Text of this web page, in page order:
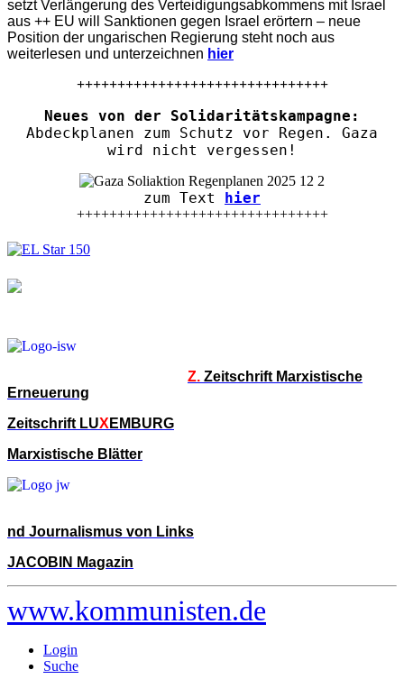
setzt Verlängerung des Verteidigungsabkommens mit Israel
aus ++ EU will Sanktionen gegen Israel erörtern – neue
Position der ungarischen Regierung steht noch aus
weiterlesen und unterzeichnen hier
+++++++++++++++++++++++++++++++
Neues von der Solidaritätskampagne:
Abdeckplanen zum Schutz vor Regen. Gaza
wird nicht vergessen!
zum Text hier
+++++++++++++++++++++++++++++++
Z. Zeitschrift Marxistische
Erneuerung
Zeitschrift LUX EMBURG
Marxistische Blätter
nd Journalismus von Links
JACOBIN Magazin
www.kommunisten.de
Login
Suche